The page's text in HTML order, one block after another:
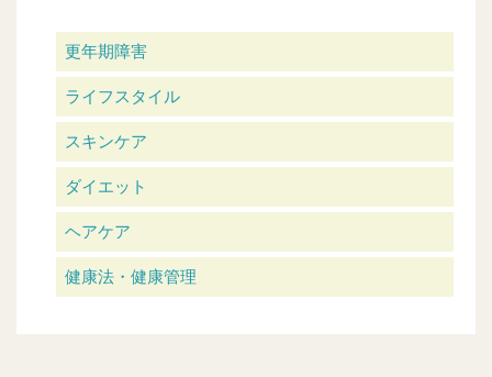
更年期障害
ライフスタイル
スキンケア
ダイエット
ヘアケア
健康法・健康管理